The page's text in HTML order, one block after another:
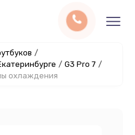
/
/ G3 Pro 7 /
охлаждения